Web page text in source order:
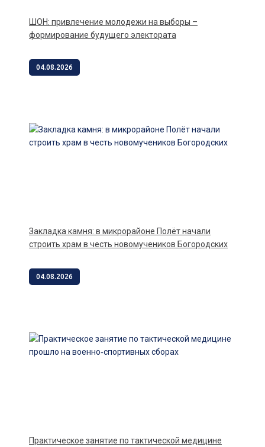
ШОН: привлечение молодежи на выборы –
формирование будущего электората
04.08.2026
Закладка камня: в микрорайоне Полёт начали
строить храм в честь новомучеников Богородских
04.08.2026
Практическое занятие по тактической медицине